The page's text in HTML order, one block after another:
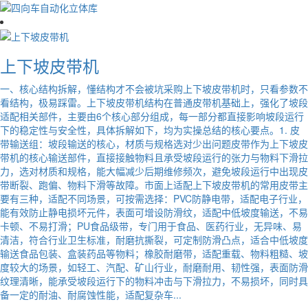
上下坡皮带机
一、核心结构拆解，懂结构才不会被坑采购上下坡皮带机时，只看参数不
看结构，极易踩雷。上下坡皮带机结构在普通皮带机基础上，强化了坡段
适配相关部件，主要由6个核心部分组成，每一部分都直接影响坡段运行
下的稳定性与安全性，具体拆解如下，均为实操总结的核心要点。1. 皮
带输送组：坡段输送的核心，材质与规格选对少出问题皮带作为上下坡皮
带机的核心输送部件，直接接触物料且承受坡段运行的张力与物料下滑拉
力，选对材质和规格，能大幅减少后期维修频次，避免坡段运行中出现皮
带断裂、跑偏、物料下滑等故障。市面上适配上下坡皮带机的常用皮带主
要有三种，适配不同场景，可按需选择：PVC防静电带，适配电子行业，
能有效防止静电损坏元件，表面可增设防滑纹，适配中低坡度输送，不易
卡顿、不易打滑；PU食品级带，专门用于食品、医药行业，无异味、易
清洁，符合行业卫生标准，耐磨抗撕裂，可定制防滑凸点，适合中低坡度
输送食品包装、盒装药品等物料；橡胶耐磨带，适配重载、物料粗糙、坡
度较大的场景，如轻工、汽配、矿山行业，耐磨耐用、韧性强，表面防滑
纹理清晰，能承受坡段运行下的物料冲击与下滑拉力，不易损坏，同时具
备一定的耐油、耐腐蚀性能，适配复杂车...